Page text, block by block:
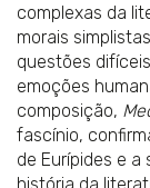
complexas da
morais
questões
emoções
composição,
fascínio,
de Eurípides e
história da